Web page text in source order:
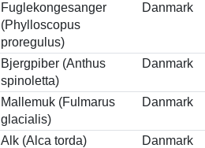
Fuglekongesanger
(Phylloscopus
proregulus)
Danmark
Bjergpiber (Anthus
spinoletta)
Danmark
Mallemuk (Fulmarus
glacialis)
Danmark
Alk (Alca torda) Danmark